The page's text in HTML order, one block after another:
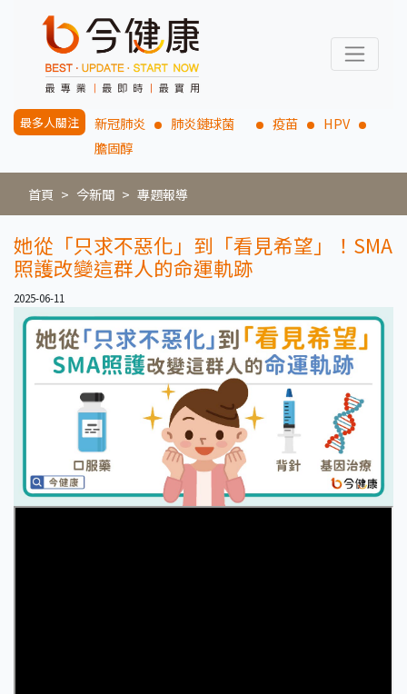
最多人關注 新冠肺炎 肺炎鏈球菌 疫苗
HPV
膽固醇
首頁 今新聞 專題報導
她從「只求不惡化」到「看見希望」！SMA
照護改變這群人的命運軌跡
2025-06-11